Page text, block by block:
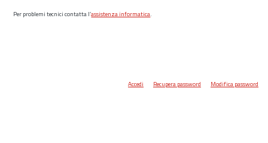
Per problemi tecnici contatta l’assistenza informatica.
Accedi Recupera password Modifica password